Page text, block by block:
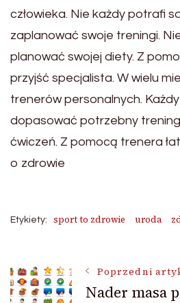
człowieka. Nie każdy potrafi
zaplanować swoje treningi.
planować swojej diety. Z
przyjść specjalista. W wielu
trenerów personalnych.
dopasować potrzebny trening
ćwiczeń. Z pomocą trenera
o zdrowie
Etykiety: sport to zdrowie uroda
Nawigacja
Poprzedni
Nader masa